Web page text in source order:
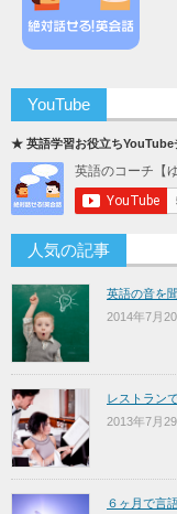
YouTube
★ 英語学習お役立ちYouTube
人気の記事
英語の音を
2014年7月20
レストラン
2013年7月29
６ヶ月で言